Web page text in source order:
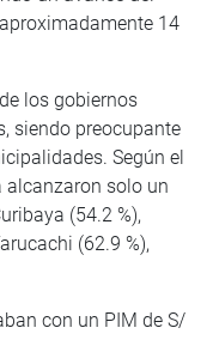
14
los gobiernos
siendo preocupante
Según el
alcanzaron solo un
(54.2 %),
(62.9 %),
con un PIM de S/